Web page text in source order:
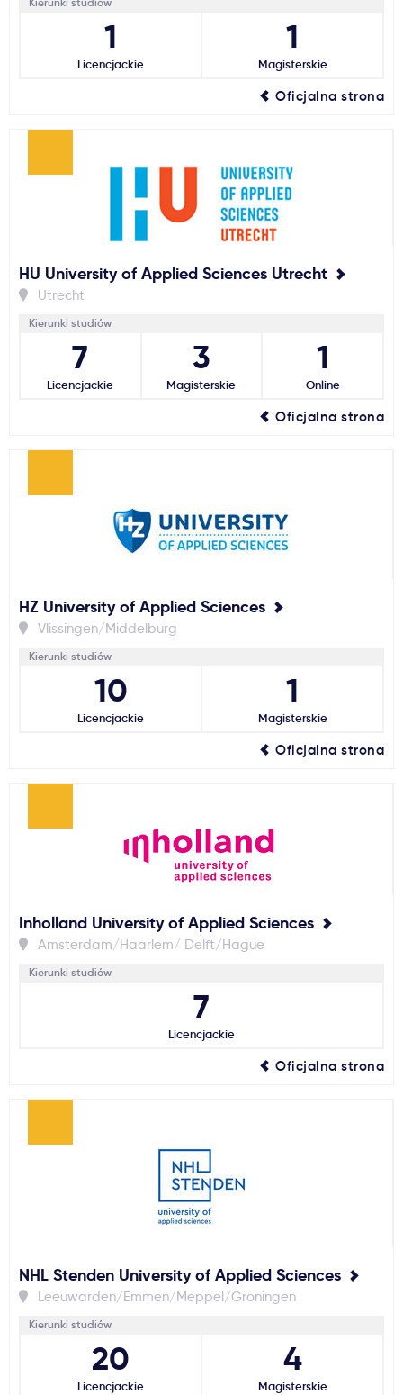
1
Licencjackie
1
Magisterskie
Oficjalna strona
HU University of Applied Sciences Utrecht
Utrecht
Kierunki studiów
7
Licencjackie
3
Magisterskie
1
Online
Oficjalna strona
HZ University of Applied Sciences
Vlissingen/Middelburg
Kierunki studiów
10
Licencjackie
1
Magisterskie
Oficjalna strona
Inholland University of Applied Sciences
Amsterdam/Haarlem/ Delft/Hague
Kierunki studiów
7
Licencjackie
Oficjalna strona
NHL Stenden University of Applied Sciences
Leeuwarden/Emmen/Meppel/Groningen
Kierunki studiów
20
Licencjackie
4
Magisterskie